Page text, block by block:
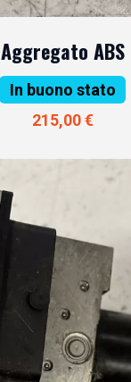
Aggregato ABS
In buono stato
215,00 €